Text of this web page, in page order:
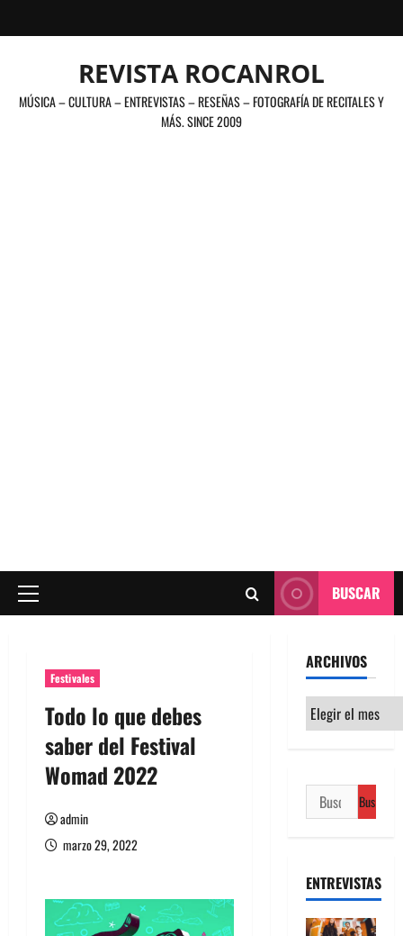
al
REVISTA ROCANROL
MÚSICA – CULTURA – ENTREVISTAS – RESEÑAS – FOTOGRAFÍA DE RECITALES Y
MÁS. SINCE 2009
Menú
BUSCAR
Festivales
Todo lo que debes
saber del Festival
Womad 2022
admin
marzo 29, 2022
ARCHIVOS
Archivos
Buscar:
ENTREVISTAS